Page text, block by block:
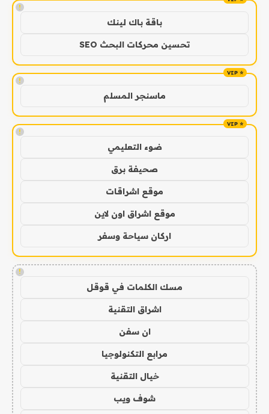
!
باقة باك لينك
تحسين محركات البحث SEO
!
ماسنجر المسلم
!
ضوء التعليمي
صحيفة برق
موقع اشراقات
موقع اشراق اون لاين
اركان سياحة وسفر
!
مسك الكلمات في قوقل
اشراق التقنية
ان سفن
مرابع التكنولوجيا
خيال التقنية
شوف ويب